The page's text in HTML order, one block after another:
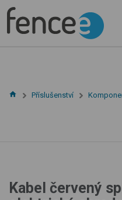
Příslušenství
Kabel červený